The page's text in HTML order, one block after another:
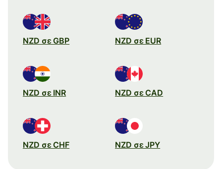
NZD σε GBP NZD σε EUR
NZD σε INR NZD σε CAD
NZD σε CHF NZD σε JPY